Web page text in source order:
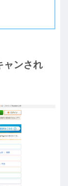
ャンされ